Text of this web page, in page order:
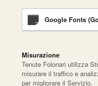
Google Fonts
Misurazione
Tenute Folonari utilizza
misurare il traffico e
per migliorare il Servizio.